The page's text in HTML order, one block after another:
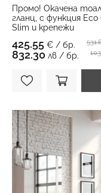
Промо! Окачена
гланц, с функция
Slim и крепежи
425.55 € / бр.
832.30 лв / бр.